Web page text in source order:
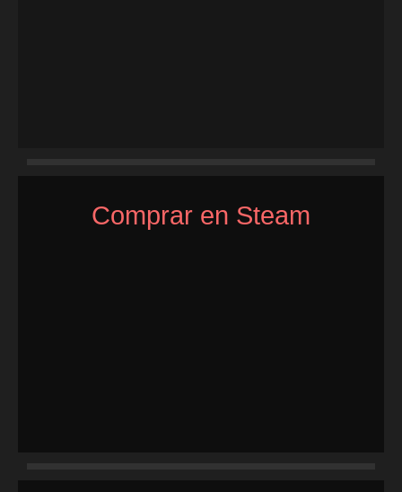
Comprar en Steam